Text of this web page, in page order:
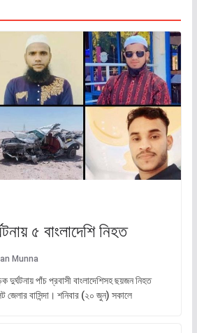
৫ বাংলাদেশি নিহত
Munna
দুর্ঘটনায় পাঁচ প্রবাসী বাংলাদেশিসহ ছয়জন নিহত
জেলার বাসিন্দা। শনিবার (২০ জুন) সকালে